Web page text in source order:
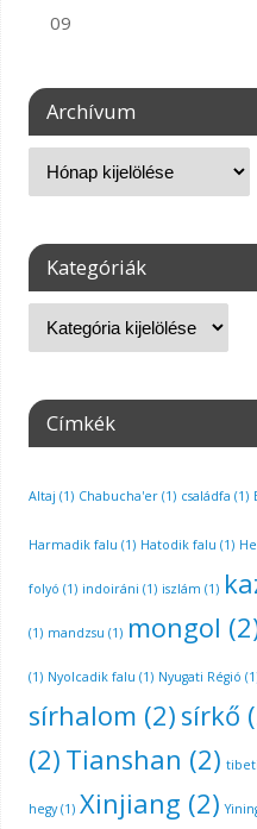
09
Archívum
Kategóriák
Címkék
Altaj (1) Chabucha'er(1) családfa (1)
Harmadik falu (1) Hatodik falu (1)
folyó (1) indoiráni (1) iszlám (1)
(1) mandzsu (1) mongol
(1) Nyolcadik falu (1) Nyugati Régió
sírhalom (2) sírkő
(2) Tianshan (2) tibeti
hegy(1) Xinjiang (2)